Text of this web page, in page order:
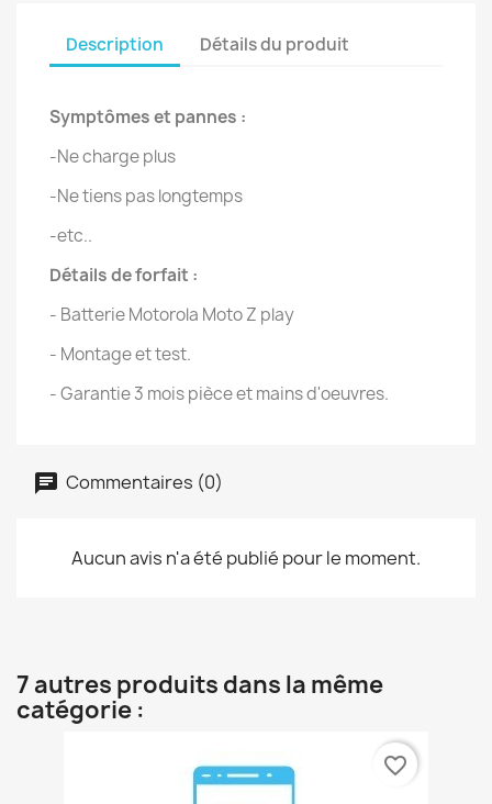
Description Détails du produit
Symptômes et pannes :
-Ne charge plus
-Ne tiens pas longtemps
-etc..
Détails de forfait :
- Batterie Motorola Moto Z play
- Montage et test.
- Garantie 3 mois pièce et mains d'oeuvres.
Commentaires (0)
Aucun avis n'a été publié pour le moment.
7 autres produits dans la même
catégorie :
favorite_border